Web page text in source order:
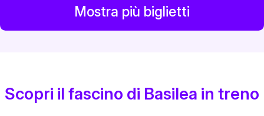
Mostra più biglietti
Scopri il fascino di Basilea in treno